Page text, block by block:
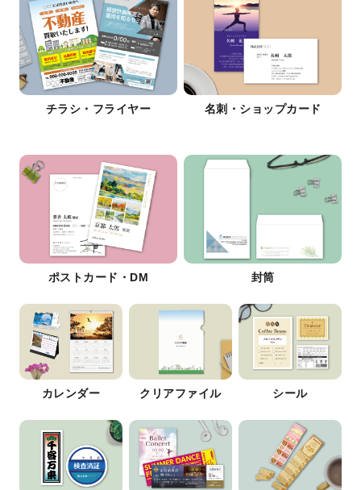
チラシ・フライヤー 名刺・ショップカード
ポストカード・DM 封筒
カレンダー クリアファイル シール